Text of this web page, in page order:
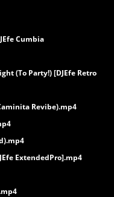
Cumbia
(To Party!) [DJEfe Retro
Revibe).mp4
ExtendedPro].mp4